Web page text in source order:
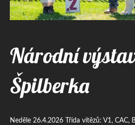
Národní
Špilberka
Neděle 26.4.2026 Třída vítězů: V1, CAC,